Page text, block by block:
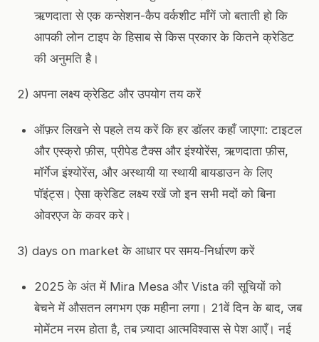
ऋणदाता से एक कन्सेशन-कैप वर्कशीट माँगें जो बताती हो कि
आपकी लोन टाइप के हिसाब से किस प्रकार के कितने क्रेडिट
की अनुमति है।
2) अपना लक्ष्य क्रेडिट और उपयोग तय करें
ऑफ़र लिखने से पहले तय करें कि हर डॉलर कहाँ जाएगा: टाइटल
और एस्क्रो फ़ीस, प्रीपेड टैक्स और इंश्योरेंस, ऋणदाता फ़ीस,
मॉर्गेज इंश्योरेंस, और अस्थायी या स्थायी बायडाउन के लिए
पॉइंट्स। ऐसा क्रेडिट लक्ष्य रखें जो इन सभी मदों को बिना
ओवरएज के कवर करे।
3) days on market के आधार पर समय-निर्धारण करें
2025 के अंत में Mira Mesa और Vista की सूचियों को
बेचने में औसतन लगभग एक महीना लगा। 21वें दिन के बाद, जब
मोमेंटम नरम होता है, तब ज़्यादा आत्मविश्वास से पेश आएँ। नई